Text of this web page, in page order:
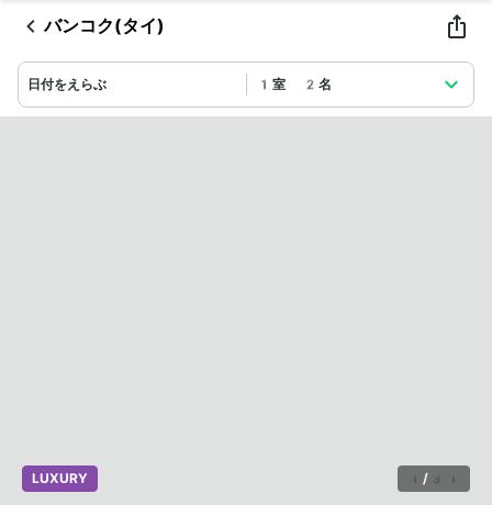
バンコク(タイ)
日付をえらぶ 1室 2名
1 / 31
LUXURY